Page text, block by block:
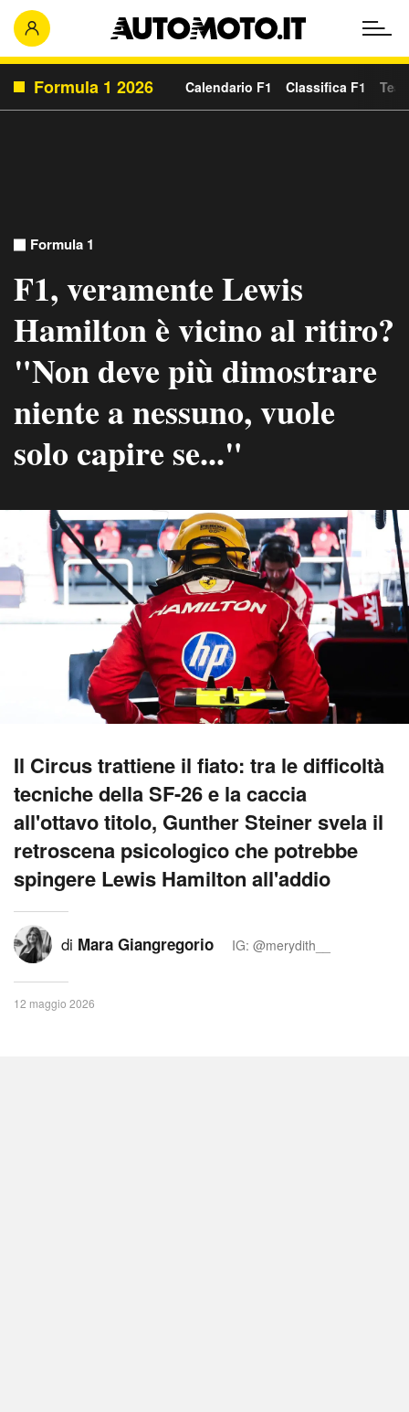
Formula 1 2026 Calendario F1 Classifica F1
Formula 1
F1, veramente Lewis
Hamilton è vicino al ritiro?
"Non deve più dimostrare
niente a nessuno, vuole
solo capire se..."
Il Circus trattiene il fiato: tra le difficoltà
tecniche della SF-26 e la caccia
all'ottavo titolo, Gunther Steiner svela il
retroscena psicologico che potrebbe
spingere Lewis Hamilton all'addio
di Mara Giangregorio IG: @merydith__
12 maggio 2026